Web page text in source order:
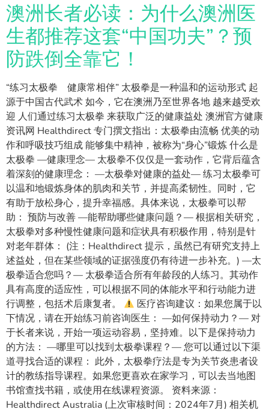
澳洲长者必读：为什么澳洲医
生都推荐这套“中国功夫”？预
防跌倒全靠它！
“练习太极拳 健康常相伴” 太极拳是一种温和的运动形式 起
源于中国古代武术 如今，它在澳洲乃至世界各地 越来越受欢
迎 人们通过练习太极拳 来获取广泛的健康益处 澳洲官方健康
资讯网 Healthdirect 专门撰文指出：太极拳由流畅 优美的动
作和呼吸技巧组成 能够集中精神，被称为“身心”锻炼 什么是
太极拳 —健康理念— 太极拳不仅仅是一套动作，它背后蕴含
着深刻的健康理念： —太极拳对健康的益处— 练习太极拳可
以温和地锻炼身体的肌肉和关节，并提高柔韧性。同时，它
有助于放松身心，提升幸福感。具体来说，太极拳可以帮
助： 预防与改善 —能帮助哪些健康问题？— 根据相关研究，
太极拳对多种慢性健康问题和症状具有积极作用，特别是针
对老年群体： (注：Healthdirect 提示，虽然已有研究支持上
述益处，但在某些领域的证据强度仍有待进一步补充。) —太
极拳适合您吗？— 太极拳适合所有年龄段的人练习。其动作
具有高度的适应性，可以根据不同的体能水平和行动能力进
行调整，包括术后康复者。
医疗咨询建议：如果您属于以
下情况，请在开始练习前咨询医生： —如何保持动力？— 对
于长者来说，开始一项运动容易，坚持难。以下是保持动力
的方法： —哪里可以找到太极拳课程？— 您可以通过以下渠
道寻找合适的课程： 此外，太极拳疗法是专为关节炎患者设
计的教练指导课程。如果您更喜欢在家学习，可以去当地图
书馆查找书籍，或使用在线课程资源。 资料来源：
Healthdirect Australia (上次审核时间：2024年7月) 相关机